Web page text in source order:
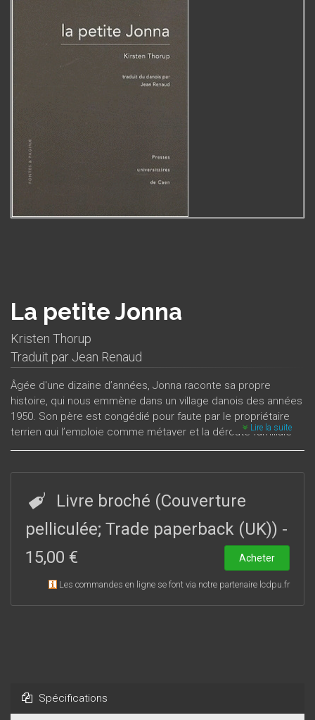
La petite Jonna
Kristen Thorup
Traduit par Jean Renaud
Âgée d'une dizaine d’années, Jonna raconte sa propre
histoire, qui nous emmène dans un village danois des années
1950. Son père est congédié pour faute par le propriétaire
terrien qui l’emploie comme métayer et la déroute familiale
devient réalité lorsqu’ils sont relogés dans un modeste
la mère tente de maintenir les liens familiaux : ensemble, ils
font face à l’adversité.
Ce roman de Kirsten Thorup (née en 1942), devenu un
« classique » au Danemark où il est paru en 1977, gagne en
puissance au fur et à mesure où le lecteur rencontre les
divers membres de la famille. Jonna est l’observatrice
tranquille de la vie quotidienne : elle voit l’hypocrisie des
autres et la misère chez elle, la honte d’être pauvre et la
Lire la suite
Livre broché (Couverture
pelliculée; Trade paperback (UK)) -
15,00 €
Acheter
Les commandes en ligne se font via notre partenaire lcdpu.fr
Spécifications